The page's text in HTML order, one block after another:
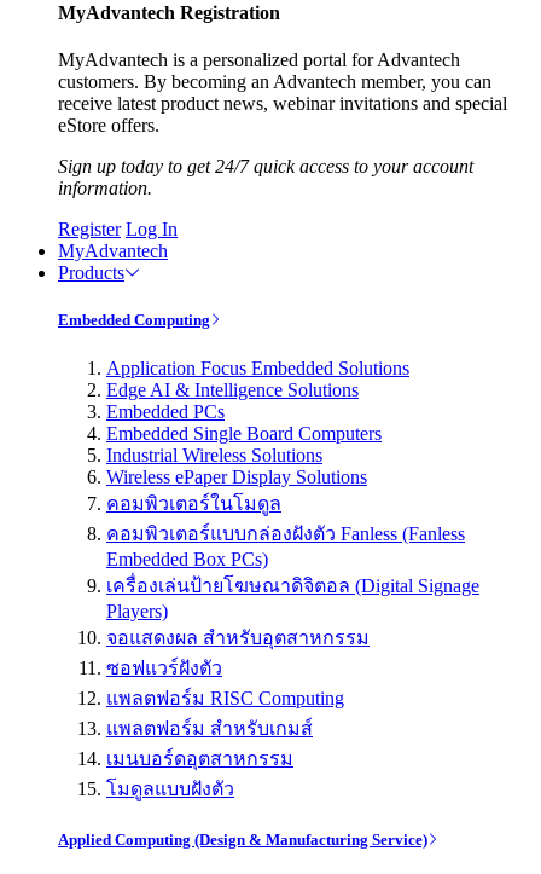
MyAdvantech Registration
MyAdvantech is a personalized portal for Advantech
customers. By becoming an Advantech member, you can
receive latest product news, webinar invitations and special
eStore offers.
Sign up today to get 24/7 quick access to your account
information.
Register Log In
MyAdvantech
Products
Embedded Computing
Application Focus Embedded Solutions
Edge AI & Intelligence Solutions
Embedded PCs
Embedded Single Board Computers
Industrial Wireless Solutions
Wireless ePaper Display Solutions
คอมพิวเตอร์ในโมดูล
คอมพิวเตอร์แบบกล่องฝังตัว Fanless (Fanless
Embedded Box PCs)
เครื่องเล่นป้ายโฆษณาดิจิตอล (Digital Signage
Players)
จอแสดงผล สำหรับอุตสาหกรรม
ซอฟแวร์ฝังตัว
แพลตฟอร์ม RISC Computing
แพลตฟอร์ม สำหรับเกมส์
เมนบอร์ดอุตสาหกรรม
โมดูลแบบฝังตัว
Applied Computing (Design & Manufacturing Service)